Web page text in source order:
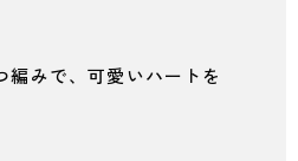
みで、可愛いハートを